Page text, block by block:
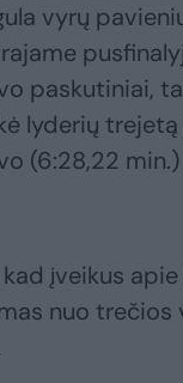
vyrų
paskutiniai,
lyderių
(6:28,22
įveikus
nuo trečios